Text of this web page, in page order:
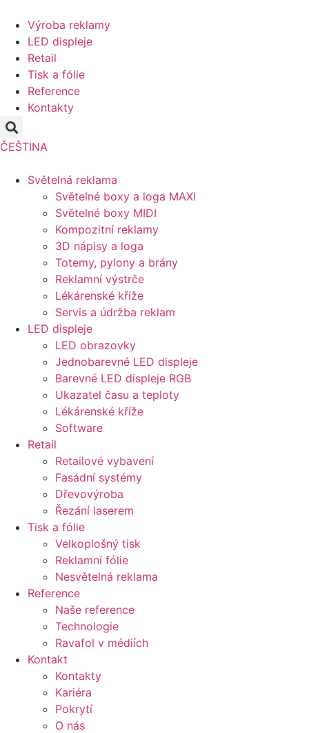
obsahu
Výroba reklamy
LED displeje
Retail
Tisk a fólie
Reference
Kontakty
ČEŠTINA
Světelná reklama
Světelné boxy a loga MAXI
Světelné boxy MIDI
Kompozitní reklamy
3D nápisy a loga
Totemy, pylony a brány
Reklamní výstrče
Lékárenské kříže
Servis a údržba reklam
LED displeje
LED obrazovky
Jednobarevné LED displeje
Barevné LED displeje RGB
Ukazatel času a teploty
Lékárenské kříže
Software
Retail
Retailové vybavení
Fasádní systémy
Dřevovýroba
Řezání laserem
Tisk a fólie
Velkoplošný tisk
Reklamní fólie
Nesvětelná reklama
Reference
Naše reference
Technologie
Ravafol v médiích
Kontakt
Kontakty
Kariéra
Pokrytí
O nás